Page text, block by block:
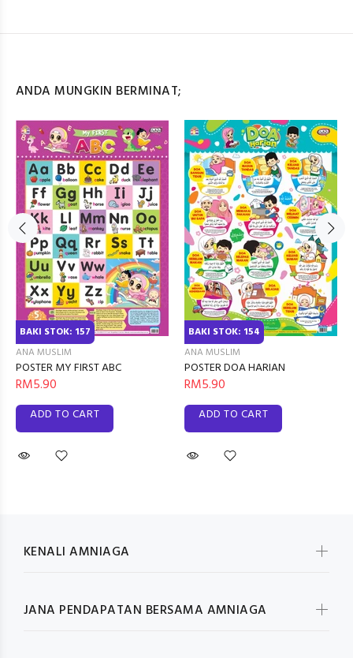
ANDA MUNGKIN BERMINAT;
BAKI STOK: 157
ANA MUSLIM
POSTER MY FIRST ABC
RM5.90
ADD TO CART
BAKI STOK: 154
ANA MUSLIM
POSTER DOA HARIAN
RM5.90
ADD TO CART
KENALI AMNIAGA
JANA PENDAPATAN BERSAMA AMNIAGA